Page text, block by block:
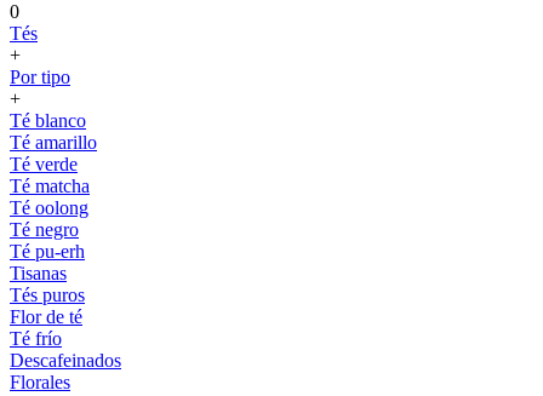
0
Tés
+
Por tipo
+
Té blanco
Té amarillo
Té verde
Té matcha
Té oolong
Té negro
Té pu-erh
Tisanas
Tés puros
Flor de té
Té frío
Descafeinados
Florales